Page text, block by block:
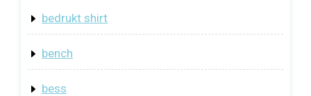
bedrukt shirt
bench
bess